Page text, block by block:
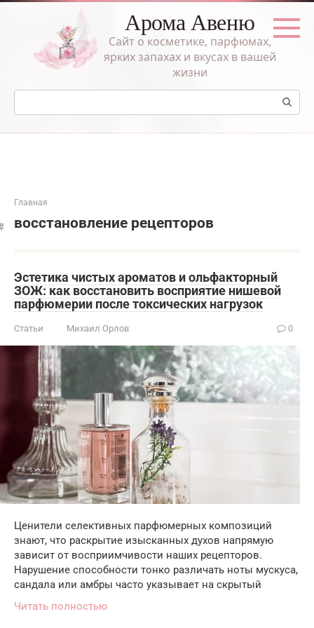
Перейти
Арома Авеню
Сайт о косметике, парфюмах,
ярких запахах и вкусах в вашей
жизни
Поиск:
Главная
восстановление рецепторов
Эстетика чистых ароматов и ольфакторный
ЗОЖ: как восстановить восприятие нишевой
парфюмерии после токсических нагрузок
Статьи Михаил Орлов 0
Ценители селективных парфюмерных композиций
знают, что раскрытие изысканных духов напрямую
зависит от восприимчивости наших рецепторов.
Нарушение способности тонко различать ноты мускуса,
сандала или амбры часто указывает на скрытый
Читать полностью